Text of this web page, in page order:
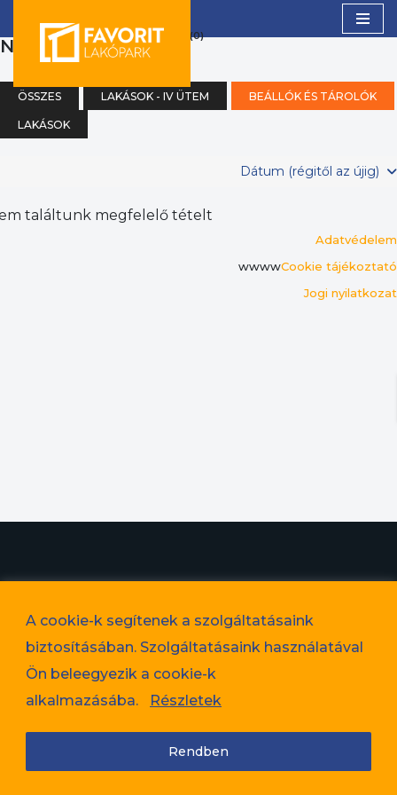
A cookie-k segítenek a szolgáltatásaink
biztosításában. Szolgáltatásaink használatával
Ön beleegyezik a cookie-k
alkalmazásába.
Részletek
Rendben
content
NAPPALI + 2 SZOBA (0)
ÖSSZES LAKÁSOK - IV ÜTEM BEÁLLÓK ÉS TÁROLÓK
LAKÁSOK
Dátum (régitől az újig)
találtunk megfelelő tételt
Adatvédelem
wwwwCookie tájékoztató
Jogi nyilatkozat
Adatvédelem
Cookie tájékoztató